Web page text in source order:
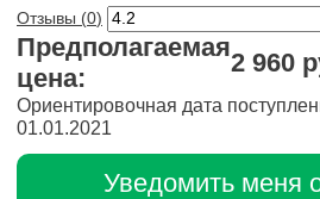
Отзывы (0)
Предполагаемая
цена:
2 960
Ориентировочная дата
01.01.2021
Уведомить меня